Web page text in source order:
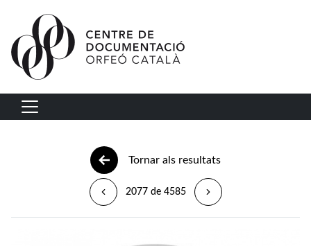
Vés al contingut
Navegació principal
Tornar als resultats
2077 de 4585